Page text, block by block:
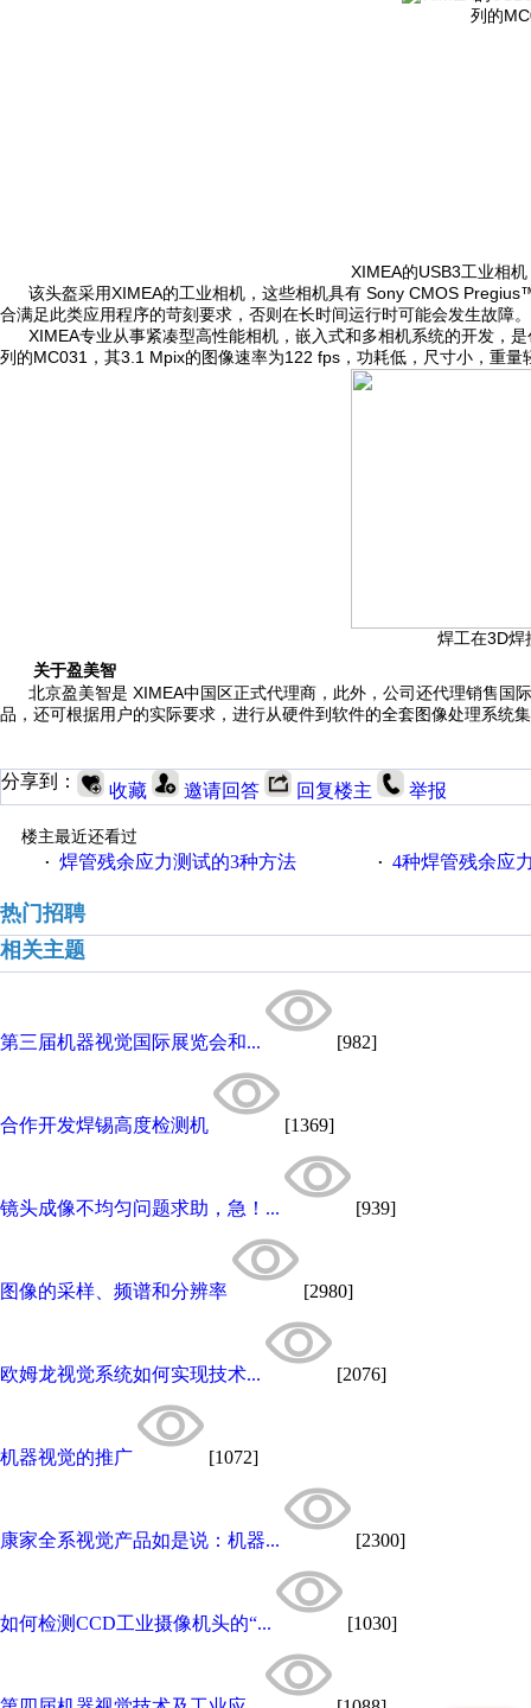
XIMEA的USB3工业相
该头盔采用XIMEA的工业相机，这些相机具有 Sony CMOS
合满足此类应用程序的苛刻要求，否则在长时间运行时可能会发生故障
XIMEA专业从事紧凑型高性能相机，嵌入式和多相机系统的开发，
列的MC031，其3.1 Mpix的图像速率为122 fps，功耗低，尺寸小，重量
焊工在3D焊
关于盈美智
北京盈美智是 XIMEA中国区正式代理商，此外，公司还代理销售国
品，还可根据用户的实际要求，进行从硬件到软件的全套图像处理系统
分享到： 收藏 邀请回答 回复楼主 举报
楼主最近还看过
· 焊管残余应力测试的3种方法 · 4种焊管残余应
热门招聘
相关主题
第三届机器视觉国际展览会和... [982]
合作开发焊锡高度检测机 [1369]
镜头成像不均匀问题求助，急！... [939]
图像的采样、频谱和分辨率 [2980]
欧姆龙视觉系统如何实现技术... [2076]
机器视觉的推广 [1072]
康家全系视觉产品如是说：机器... [2300]
如何检测CCD工业摄像机头的“... [1030]